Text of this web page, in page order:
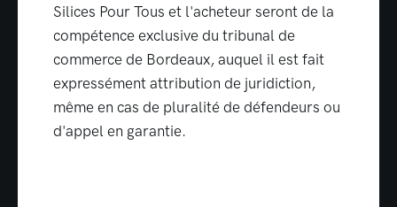
Silices Pour Tous et l'acheteur seront de la
compétence exclusive du tribunal de
commerce de Bordeaux, auquel il est fait
expressément attribution de juridiction,
même en cas de pluralité de défendeurs ou
d'appel en garantie.